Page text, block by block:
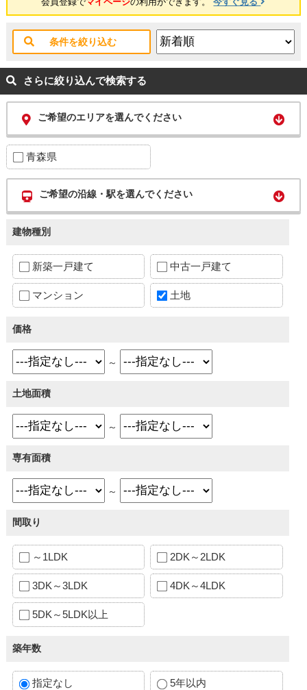
条件を絞り込む
さらに絞り込んで検索する
ご希望のエリアを選んでください
青森県
ご希望の沿線・駅を選んでください
建物種別
新築一戸建て 中古一戸建て
マンション 土地
価格
～
土地面積
～
専有面積
～
間取り
～1LDK 2DK～2LDK
3DK～3LDK 4DK～4LDK
5DK～5LDK以上
築年数
指定なし 5年以内